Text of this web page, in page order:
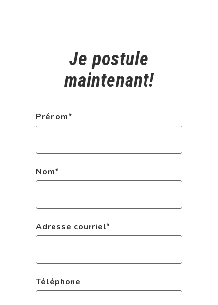
Je postule
maintenant!
Prénom*
Nom*
Adresse courriel*
Téléphone